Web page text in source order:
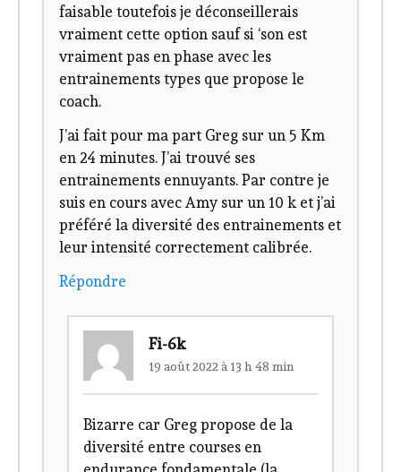
faisable toutefois je déconseillerais
vraiment cette option sauf si ‘son est
vraiment pas en phase avec les
entrainements types que propose le
coach.
J’ai fait pour ma part Greg sur un 5 Km
en 24 minutes. J’ai trouvé ses
entrainements ennuyants. Par contre je
suis en cours avec Amy sur un 10 k et j’ai
préféré la diversité des entrainements et
leur intensité correctement calibrée.
Répondre
Fi-6k
19 août 2022 à 13 h 48 min
Bizarre car Greg propose de la
diversité entre courses en